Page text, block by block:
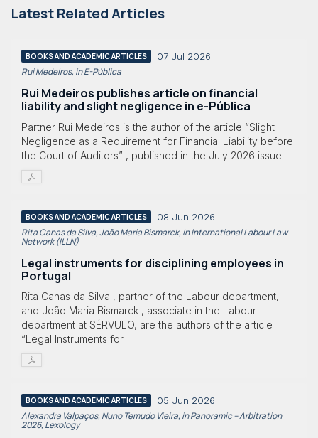
Latest Related Articles
BOOKS AND ACADEMIC ARTICLES 07 Jul 2026
Rui Medeiros, in E-Pública
Rui Medeiros publishes article on financial
liability and slight negligence in e-Pública
Partner Rui Medeiros is the author of the article “Slight
Negligence as a Requirement for Financial Liability before
the Court of Auditors” , published in the July 2026 issue...
BOOKS AND ACADEMIC ARTICLES 08 Jun 2026
Rita Canas da Silva, João Maria Bismarck, in International Labour Law
Network (ILLN)
Legal instruments for disciplining employees in
Portugal
Rita Canas da Silva , partner of the Labour department,
and João Maria Bismarck , associate in the Labour
department at SÉRVULO, are the authors of the article
“Legal Instruments for...
BOOKS AND ACADEMIC ARTICLES 05 Jun 2026
Alexandra Valpaços, Nuno Temudo Vieira, in Panoramic – Arbitration
2026, Lexology